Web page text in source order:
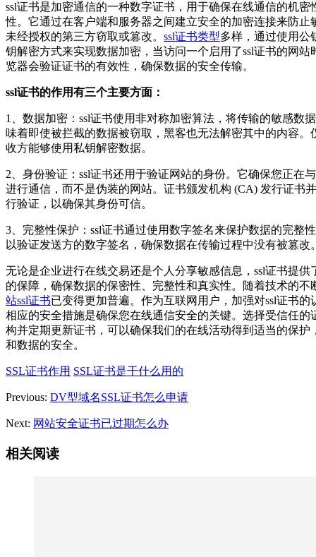
ssl证书是加密通信的一种数字证书，用于确保在线通信的机密
性。它通过在客户端和服务器之间建立安全的加密连接来防止
未经授权的第三方窃取或篡改。 ssl证书类型多样，通过使用公
钥解密方式来实现数据加密，当访问一个启用了ssl证书的网站
览器会验证证书的有效性，确保数据的安全传输。
ssl证书的作用有三个主要方面：
1、数据加密：ssl证书使用非对称加密算法，将传输的敏感数
味着即使被拦截的数据被窃取，黑客也无法解密其中的内容。
收方能够使用私钥解密数据。
2、身份验证：ssl证书还用于验证网站的身份。它确保您正在
进行通信，而不是伪装的网站。证书颁发机构 (CA) 发行证书
行验证，以确保其身份可信。
3、完整性保护：ssl证书通过使用数字签名来保护数据的完整
以验证发送方的数字签名，确保数据在传输过程中没有被篡改
无论是企业进行在线交易还是个人分享敏感信息，ssl证书提供
的保障，确保数据的保密性、完整性和真实性。随着技术的不
站ssl证书已变得更加普遍。作为互联网用户，加强对ssl证书的
相应的安全措施是确保您在线通信安全的关键。选择受信任的
构并定期更新证书，可以确保我们的在线活动得到适当的保护
和数据的安全。
SSL证书作用 SSL证书是干什么用的
Previous: DV型域名SSL证书怎么申请
Next: 网站安全证书已过期怎么办
相关阅读